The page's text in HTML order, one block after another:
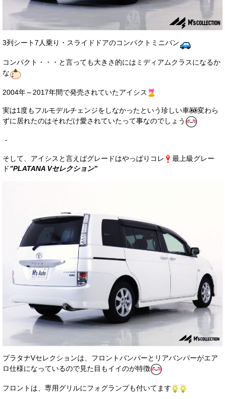
3列シート7人乗り・スライドドアのコンパクトミニバン
コンパクト・・・と言っても大きさ的にはミディアムクラスになるか
な
2004年～2017年間で発売されていたアイシス
実は1度もフルモデルチェンジをしなかったという珍しい車
変わら
ずに居れたのはそれだけ愛されていたって事なのでしょう
・
そして、アイシスと言えばグレードはやっぱりコレ
最上級グレー
ド”PLATANA Vセレクション”
プラタナVセレクションは、フロントバンパーとリアバンパーがエア
ロ仕様になっているので見た目もイイのが特徴
フロントは、専用グリルにフォグランプも付いてます